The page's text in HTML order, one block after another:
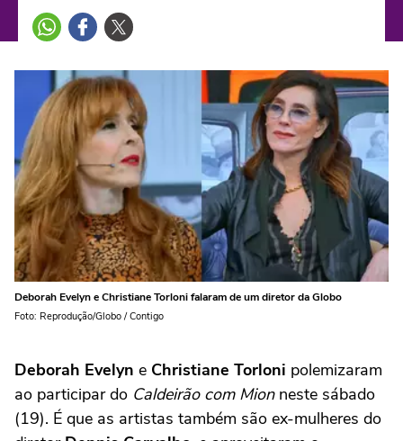
Deborah Evelyn e Christiane Torloni falaram de um diretor da Globo
Foto: Reprodução/Globo / Contigo
Deborah Evelyn e Christiane Torloni polemizaram
ao participar do Caldeirão com Mionneste sábado
(19). É que as artistas também são ex-mulheres do